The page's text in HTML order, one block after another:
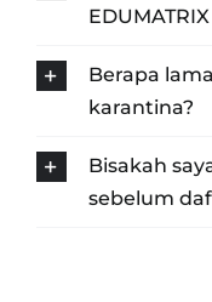
Berapa
karantina?
Bisakah
sebelum